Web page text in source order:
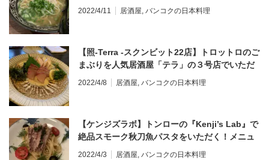
た！メニュー詳細あり＠プロンポン
2022/4/11 居酒屋, バンコクの日本料理
【照-Terra -スクンビット22店】トロットロのご
まぶりを人気居酒屋「テラ」の３号店でいただ
いてきた！メニュー詳細あり＠プロンポン
2022/4/8 居酒屋, バンコクの日本料理
【ケンジズラボ】トンローの『Kenji’s Lab』で
絶品スモーク秋刀魚パスタをいただく！メニュ
ー詳細あり＠トンロー
2022/4/3 居酒屋, バンコクの日本料理